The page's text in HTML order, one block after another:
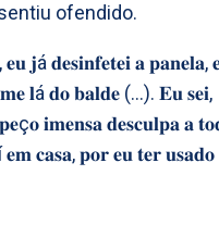
ofendido.
𝐣á 𝐝𝐞𝐬𝐢𝐧𝐟𝐞𝐭𝐞𝐢 𝐚 𝐩𝐚𝐧𝐞𝐥𝐚,
𝐥á 𝐝𝐨 𝐛𝐚𝐥𝐝𝐞 (…). 𝐄𝐮 𝐬𝐞𝐢,
𝐢𝐦𝐞𝐧𝐬𝐚 𝐝𝐞𝐬𝐜𝐮𝐥𝐩𝐚 𝐚
𝐞𝐦 𝐜𝐚𝐬𝐚, 𝐩𝐨𝐫 𝐞𝐮 𝐭𝐞𝐫 𝐮𝐬𝐚𝐝𝐨